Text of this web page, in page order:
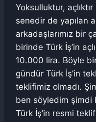
Yoksulluktur,
senedir de yapılan
arkadaşlarımız bir
birinde Türk İş’in
10.000 lira. Böyle
gündür Türk İş’in
teklifimiz olmadı.
ben söyledim şimdi
Türk İş’in resmi